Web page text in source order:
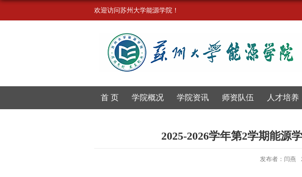
欢迎访问苏州大学能源学院！
首 页 学院概况 学院资讯 师资队伍 人才培养
2025-2026学年第2学期能源
发布者：闫燕